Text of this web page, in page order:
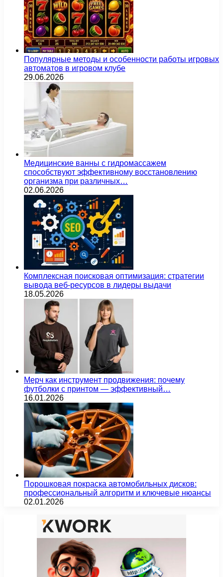
Популярные методы и особенности работы игровых
автоматов в игровом клубе
29.06.2026
Медицинские ванны с гидромассажем
способствуют эффективному восстановлению
организма при различных…
02.06.2026
Комплексная поисковая оптимизация: стратегии
вывода веб-ресурсов в лидеры выдачи
18.05.2026
Мерч как инструмент продвижения: почему
футболки с принтом — эффективный…
16.01.2026
Порошковая покраска автомобильных дисков:
профессиональный алгоритм и ключевые нюансы
02.01.2026